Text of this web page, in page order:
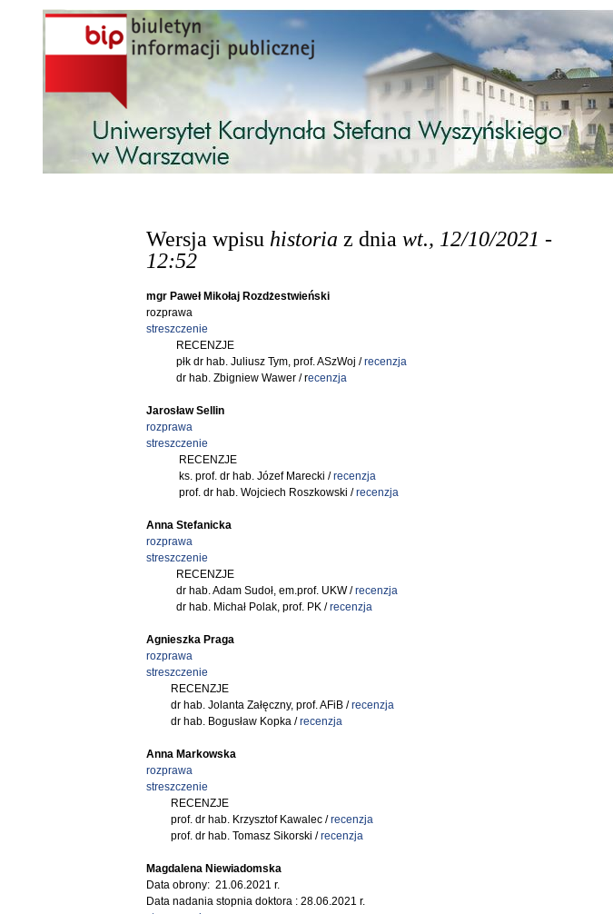
Przejdź do treści
Wersja wpisu historia z dnia wt., 12/10/2021 -
12:52
mgr Paweł Mikołaj Rozdżestwieński
rozprawa
streszczenie
RECENZJE
płk dr hab. Juliusz Tym, prof. ASzWoj /recenzja
dr hab. Zbigniew Wawer / recenzja
Jarosław Sellin
rozprawa
streszczenie
RECENZJE
ks. prof. dr hab. Józef Marecki /recenzja
prof. dr hab. Wojciech Roszkowski /recenzja
Anna Stefanicka
rozprawa
streszczenie
RECENZJE
dr hab. Adam Sudoł, em.prof. UKW /recenzja
dr hab. Michał Polak, prof. PK /recenzja
Agnieszka Praga
rozprawa
streszczenie
RECENZJE
dr hab. Jolanta Załęczny, prof. AFiB /recenzja
dr hab. Bogusław Kopka /recenzja
Anna Markowska
rozprawa
streszczenie
RECENZJE
prof. dr hab. Krzysztof Kawalec /recenzja
prof. dr hab. Tomasz Sikorski /recenzja
Magdalena Niewiadomska
Data obrony: 21.06.2021 r.
Data nadania stopnia doktora : 28.06.2021 r.